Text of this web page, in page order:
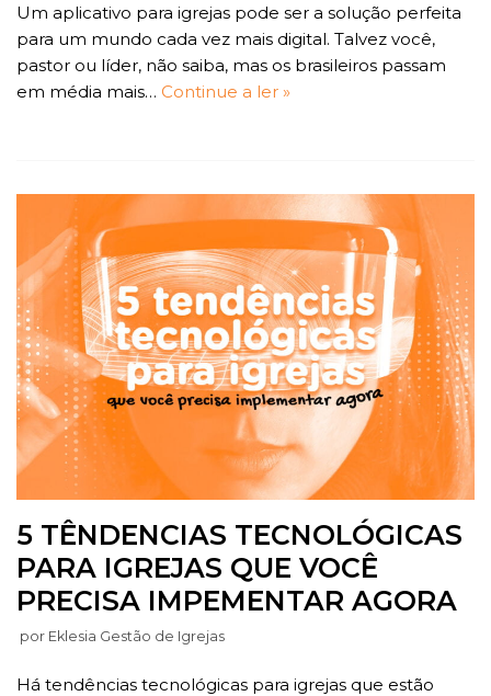
Um aplicativo para igrejas pode ser a solução perfeita
para um mundo cada vez mais digital. Talvez você,
pastor ou líder, não saiba, mas os brasileiros passam
em média mais… Continue a ler »
5 TÊNDENCIAS TECNOLÓGICAS
PARA IGREJAS QUE VOCÊ
PRECISA IMPEMENTAR AGORA
por Eklesia Gestão de Igrejas
Há tendências tecnológicas para igrejas que estão